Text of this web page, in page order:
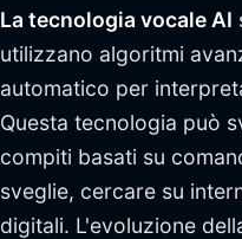
La tecnologia vocale AI
utilizzano algoritmi
automatico per
Questa tecnologia può
compiti basati su
sveglie, cercare su
digitali. L'evoluzione